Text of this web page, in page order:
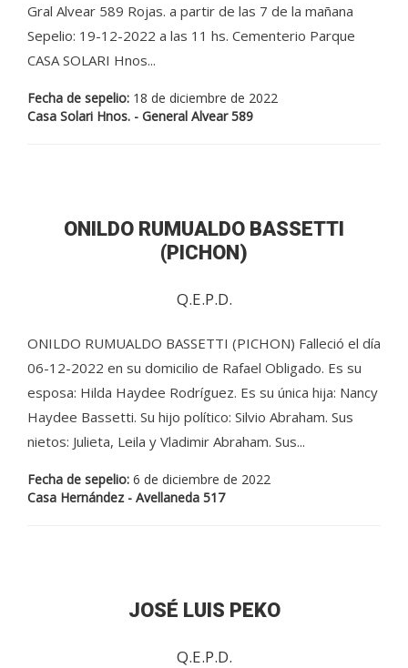
Gral Alvear 589 Rojas. a partir de las 7 de la mañana
Sepelio: 19-12-2022 a las 11 hs. Cementerio Parque
CASA SOLARI Hnos...
Fecha de sepelio: 18 de diciembre de 2022
Casa Solari Hnos. - General Alvear 589
ONILDO RUMUALDO BASSETTI
(PICHON)
Q.E.P.D.
ONILDO RUMUALDO BASSETTI (PICHON) Falleció el día
06-12-2022 en su domicilio de Rafael Obligado. Es su
esposa: Hilda Haydee Rodríguez. Es su única hija: Nancy
Haydee Bassetti. Su hijo político: Silvio Abraham. Sus
nietos: Julieta, Leila y Vladimir Abraham. Sus...
Fecha de sepelio: 6 de diciembre de 2022
Casa Hernández - Avellaneda 517
JOSÉ LUIS PEKO
Q.E.P.D.